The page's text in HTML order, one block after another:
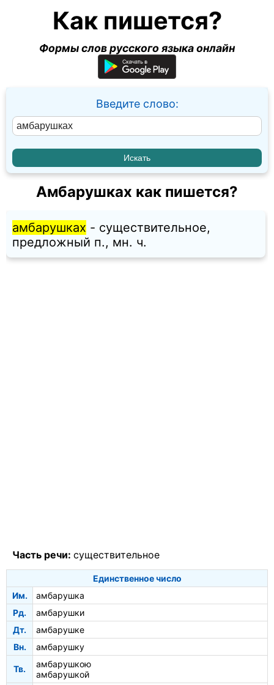
Как пишется?
Формы слов русского языка онлайн
Введите слово:
Амбарушках как пишется?
амбарушках - существительное,
предложный п., мн. ч.
Часть речи: существительное
Единственное число
Им.
амбарушка
Рд.
амбарушки
Дт.
амбарушке
Вн.
амбарушку
Тв.
амбарушкою
амбарушкой